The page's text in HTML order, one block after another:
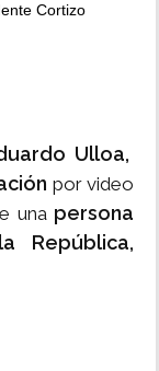
Cortizo
Ulloa,
por video
una persona
República,